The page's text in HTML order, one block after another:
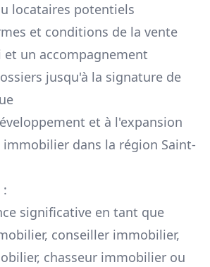
locataires potentiels
et conditions de la vente
et un accompagnement
jusqu'à la signature de
et à l'expansion
immobilier dans la région Saint-
significative en tant que
conseiller immobilier,
chasseur immobilier ou